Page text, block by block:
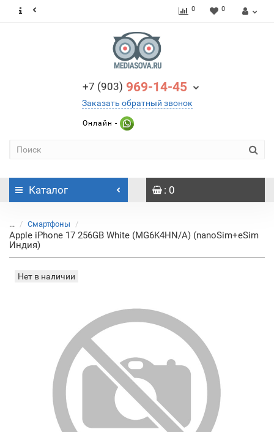
0 0
+7 (903) 969-14-45
Заказать обратный звонок
Онлайн -
Каталог : 0
... Смартфоны
Apple iPhone 17 256GB White (MG6K4HN/A) (nanoSim+eSim
Индия)
Нет в наличии